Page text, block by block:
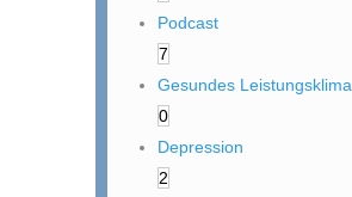
Podcast
7
Gesundes Leistungsklima
0
Depression
2